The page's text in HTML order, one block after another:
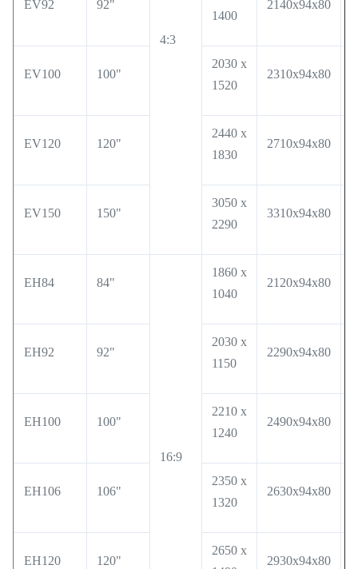
4:3
EV92 92"
1400
2140x94x80
EV100 100"
2030 x
1520
2310x94x80
EV120 120"
2440 x
1830
2710x94x80
EV150 150"
3050 x
2290
3310x94x80
EH84 84"
16:9
1860 x
1040
2120x94x80
EH92 92"
2030 x
1150
2290x94x80
EH100 100"
2210 x
1240
2490x94x80
EH106 106"
2350 x
1320
2630x94x80
EH120 120"
2650 x
2930x94x80